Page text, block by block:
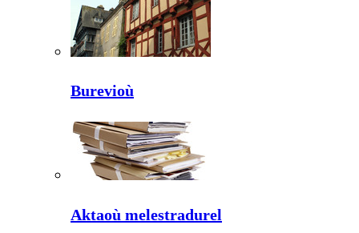
Burevioù
Aktaoù melestradurel